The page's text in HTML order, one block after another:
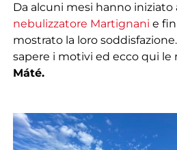
Da alcuni mesi hanno
nebulizzatore Martignani e
mostrato la loro
sapere i motivi ed ecco qui le
Máté.